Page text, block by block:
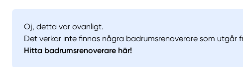
Oj, detta var ovanligt.
Det verkar inte finnas några badrumsrenoverare som
Hitta badrumsrenoverare här!